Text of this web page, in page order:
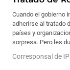
Cuando el gobierno
adherirse al tratado
países y
sorpresa. Pero les
Corresponsal de